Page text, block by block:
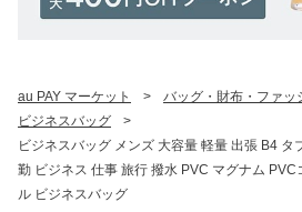
au PAY マーケット > バッグ・財布・ファッ
ビジネスバッグ
>
ビジネスバッグ メンズ 大容量 軽量 出張 B4 タ
勤 ビジネス 仕事 旅行 撥水 PVC マグナム PVC
ル ビジネスバッグ